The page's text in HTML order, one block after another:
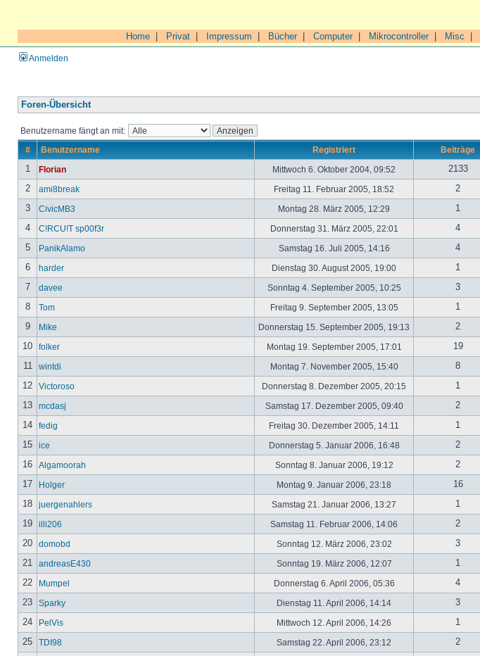
Home Privat Impressum Bücher| Computer| Mikrocontroller| Misc
Anmelden
Foren-Übersicht
Benutzername fängt an mit:
# Benutzername Registriert Beiträge
1 Florian Mittwoch 6. Oktober 2004, 09:52 2133
2
ami8break Freitag 11. Februar 2005, 18:52
2
3
CivicMB3 Montag 28. März 2005, 12:29
1
4
C!RCU!T sp00f3r Donnerstag 31. März 2005, 22:01
4
5
PanikAlamo Samstag 16. Juli 2005, 14:16
4
6
harder Dienstag 30. August 2005, 19:00
1
7
davee Sonntag 4. September 2005, 10:25
3
8
Tom Freitag 9. September 2005, 13:05
1
9
Mike Donnerstag 15. September 2005, 19:13
2
10
folker Montag 19. September 2005, 17:01
19
11
wintdi Montag 7. November 2005, 15:40
8
12
Victoroso Donnerstag 8. Dezember 2005, 20:15
1
13
mcdasj Samstag 17. Dezember 2005, 09:40
2
14
fedig Freitag 30. Dezember 2005, 14:11
1
15
ice Donnerstag 5. Januar 2006, 16:48
2
16
Algamoorah Sonntag 8. Januar 2006, 19:12
2
17
Holger Montag 9. Januar 2006, 23:18
16
18
juergenahlers Samstag 21. Januar 2006, 13:27
1
19
illi206 Samstag 11. Februar 2006, 14:06
2
20
domobd Sonntag 12. März 2006, 23:02
3
21
andreasE430 Sonntag 19. März 2006, 12:07
1
22
Mumpel Donnerstag 6. April 2006, 05:36
4
23
Sparky Dienstag 11. April 2006, 14:14
3
24
PelVis Mittwoch 12. April 2006, 14:26
1
25
TDI98 Samstag 22. April 2006, 23:12
2